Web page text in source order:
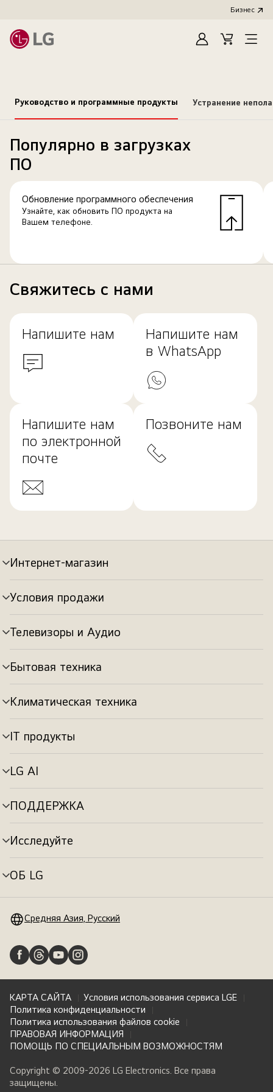
Бизнес
Cart
Open
Руководство и программные продукты Устранение
Популярно в загрузках
ПО
Обновление программного обеспечения
Узнайте, как обновить ПО продукта на
Вашем телефоне.
Свяжитесь с нами
Напишите нам
Напишите нам
в WhatsApp
Напишите нам
по электронной
почте
Позвоните нам
Интернет-магазин
Переключатель
меню
Условия продажи
Переключатель
меню
Телевизоры и Аудио
Переключатель
меню
Бытовая техника
Переключатель
меню
Климатическая техника
Переключатель
меню
IT продукты
Переключатель
меню
LG AI
Переключатель
меню
ПОДДЕРЖКА
Переключатель
меню
Исследуйте
Переключатель
меню
ОБ LG
Переключатель
Средняя Азия, Русский
КАРТА САЙТА
Условия использования сервиса LGE
Политика конфиденциальности
Политика использования файлов cookie
ПРАВОВАЯ ИНФОРМАЦИЯ
ПОМОЩЬ ПО СПЕЦИАЛЬНЫМ ВОЗМОЖНОСТЯМ
Copyright © 2009-2026 LG Electronics. Все права
защищены.